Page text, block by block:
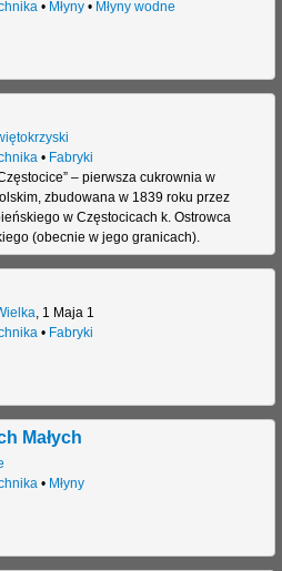
• Młyny• Młyny wodne
• Fabryki
– pierwsza cukrownia w
zbudowana w 1839 roku przez
w Częstocicach k. Ostrowca
(obecnie w jego granicach).
1 Maja 1
• Fabryki
Małych
• Młyny